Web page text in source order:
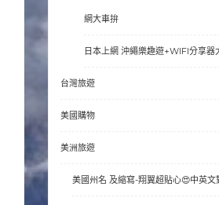
網大車拚
日本上網 沖繩樂趣遊+WIFI分享
台灣旅遊
美國購物
美洲旅遊
美國州名 及縮寫-翔翼超貼心😍中英文